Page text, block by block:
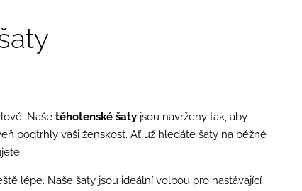
Naše těhotenské šaty jsou navrženy tak, aby
podtrhly vaši ženskost. Ať už hledáte šaty na běžné
lépe. Naše šaty jsou ideální volbou pro nastávající